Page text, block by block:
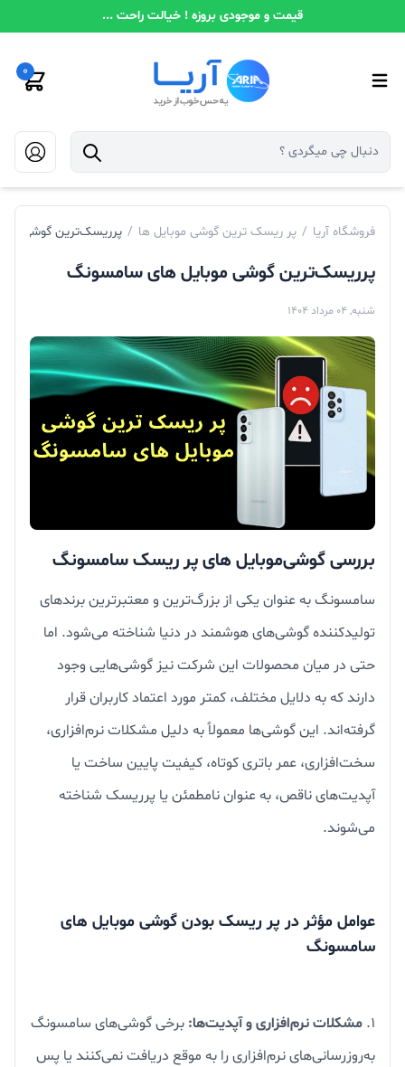
قیمت و موجودی بروزه ! خیالت راحت ...
0
فروشگاه آریا / پر ریسک ترین گوشی موبایل ها / پرریسک‌ترین گوشی‌
پرریسک‌ترین گوشی‌ موبایل های سامسونگ
شنبه, 04 مرداد 1404
بررسی گوشی‌موبایل های پر ریسک سامسونگ
سامسونگ به عنوان یکی از بزرگ‌ترین و معتبرترین برندهای
تولیدکننده گوشی‌های هوشمند در دنیا شناخته می‌شود. اما
حتی در میان محصولات این شرکت نیز گوشی‌هایی وجود
دارند که به دلایل مختلف، کمتر مورد اعتماد کاربران قرار
گرفته‌اند. این گوشی‌ها معمولاً به دلیل مشکلات نرم‌افزاری،
سخت‌افزاری، عمر باتری کوتاه، کیفیت پایین ساخت یا
آپدیت‌های ناقص، به عنوان نامطمئن یا پرریسک شناخته
می‌شوند.
عوامل مؤثر در پر ریسک بودن گوشی‌ موبایل های
سامسونگ
۱. مشکلات نرم‌افزاری و آپدیت‌ها: برخی گوشی‌های سامسونگ
به‌روزرسانی‌های نرم‌افزاری را به موقع دریافت نمی‌کنند یا پس